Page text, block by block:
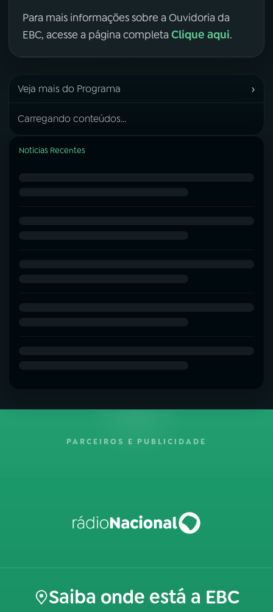
Para mais informações sobre a Ouvidoria da
EBC, acesse a página completa Clique aqui.
Veja mais do Programa ›
Carregando conteúdos...
Notícias Recentes
PARCEIROS E PUBLICIDADE
Saiba onde está a EBC